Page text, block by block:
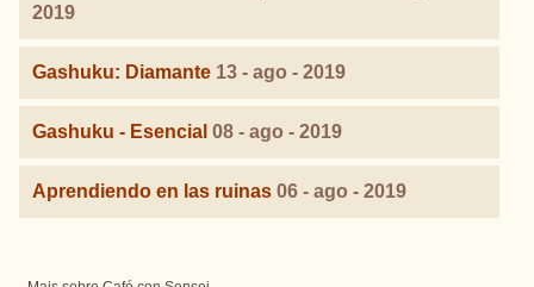
2019
Gashuku: Diamante 13 - ago - 2019
Gashuku - Esencial 08 - ago - 2019
Aprendiendo en las ruinas 06 - ago - 2019